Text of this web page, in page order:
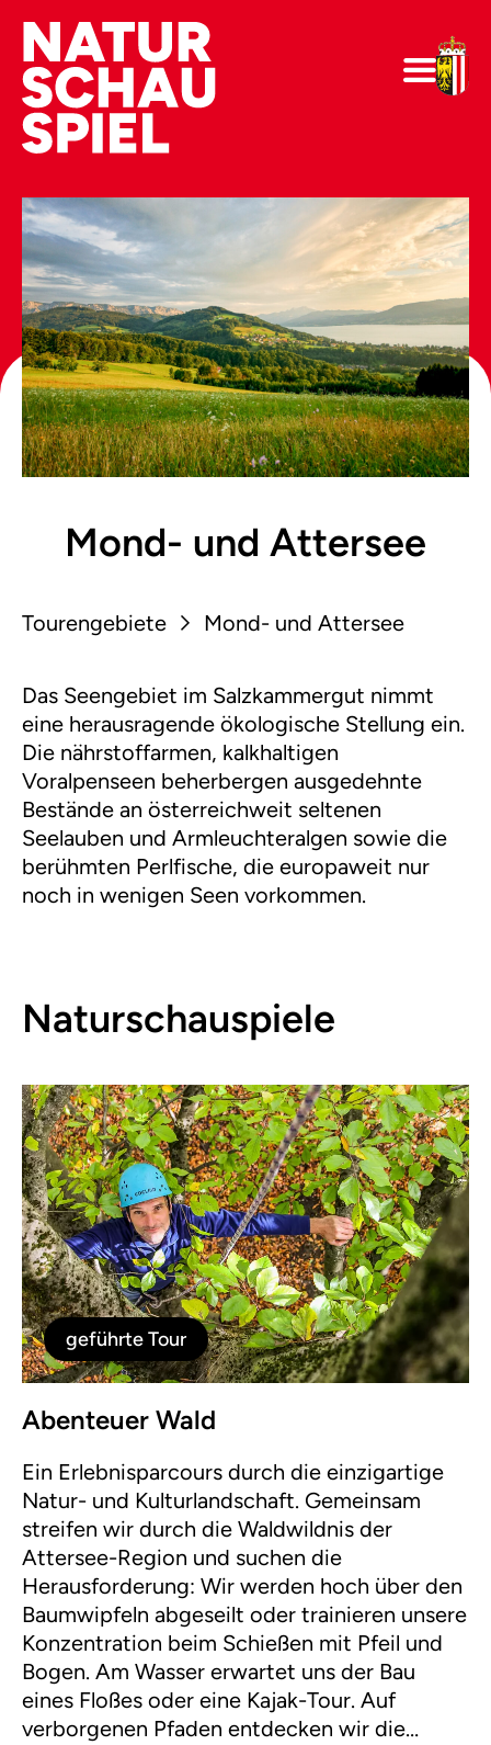
Mond- und Attersee
Tourengebiete Mond- und Attersee
Das Seengebiet im Salzkammergut nimmt
eine herausragende ökologische Stellung ein.
Die nährstoffarmen, kalkhaltigen
Voralpenseen beherbergen ausgedehnte
Bestände an österreichweit seltenen
Seelauben und Armleuchteralgen sowie die
berühmten Perlfische, die europaweit nur
noch in wenigen Seen vorkommen.
Naturschauspiele
geführte Tour
Abenteuer Wald
Ein Erlebnisparcours durch die einzigartige
Natur- und Kulturlandschaft. Gemeinsam
streifen wir durch die Waldwildnis der
Attersee-Region und suchen die
Herausforderung: Wir werden hoch über den
Baumwipfeln abgeseilt oder trainieren unsere
Konzentration beim Schießen mit Pfeil und
Bogen. Am Wasser erwartet uns der Bau
eines Floßes oder eine Kajak-Tour. Auf
verborgenen Pfaden entdecken wir die